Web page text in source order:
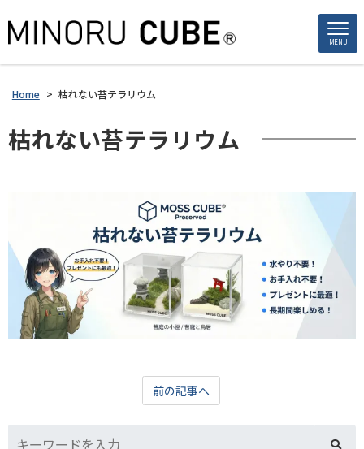
MENU
Home > 枯れない苔テラリウム
枯れない苔テラリウム
前の記事へ